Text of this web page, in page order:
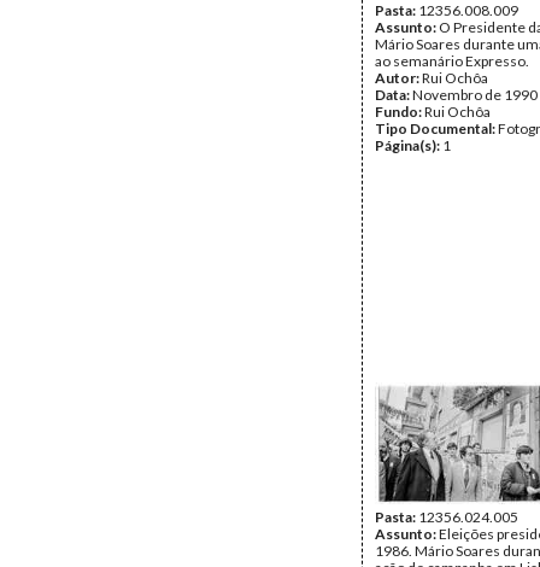
Pasta: 12356.008.009
Assunto: O Presidente
Mário Soares durante
ao semanário Expresso.
Autor:Rui Ochôa
Data:Novembro de 1990
Fundo:Rui Ochôa
Tipo Documental:
Página(s): 1
Pasta: 12356.024.005
Assunto:Eleições
1986. Mário Soares